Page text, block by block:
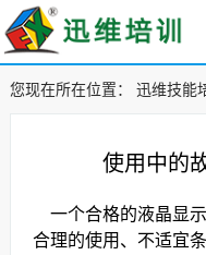
您现在所在位置： 迅维技能
使用中的
一个合格的液晶显
合理的使用、不适宜